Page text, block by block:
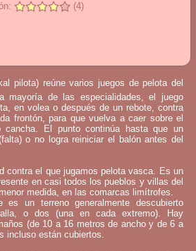
(4)
pilota) reúne varios juegos de pelota del
mayoría de las especialidades, el juego
en volea o después de un rebote, contra
frontón, para que vuelva a caer sobre el
cancha. El punto continúa hasta que un
o no logra reiniciar el balón antes del
contra el que jugamos pelota vasca. Es un
en casi todos los pueblos y villas del
medida, en las comarcas limítrofes.
un terreno generalmente descubierto
o dos (una en cada extremo). Hay
(de 10 a 16 metros de ancho y de 6 a
incluso están cubiertos.